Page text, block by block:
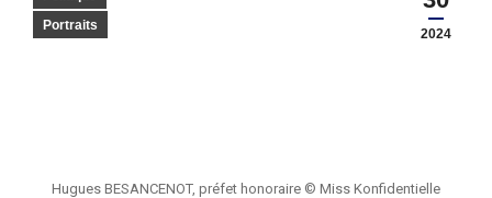
2024
Portraits
Hugues BESANCENOT, préfet honoraire © Miss Konfidentielle